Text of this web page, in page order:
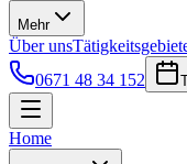
Mehr
Über uns
0671 48 34 152
Home